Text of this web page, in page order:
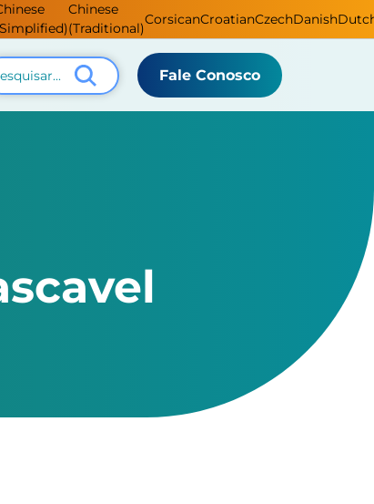
Chinese
(Traditional)
CorsicanCroatianCzechDanish
Fale Conosco